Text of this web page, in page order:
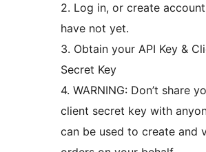
2. Log in, or create
have not yet.
3. Obtain your API Key &
Secret Key
4. WARNING: Don’t share
client secret key with
can be used to create and